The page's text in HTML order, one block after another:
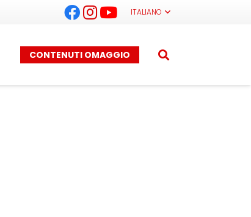
ITALIANO
CONTENUTI OMAGGIO